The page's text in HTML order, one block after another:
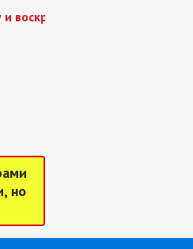
мы работаем до
но